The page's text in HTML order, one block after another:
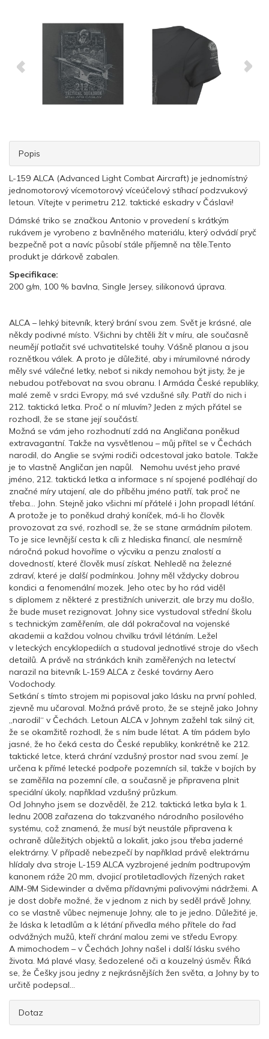
Popis
L-159 ALCA (Advanced Light Combat Aircraft) je jednomístný
jednomotorový vícemotorový víceúčelový stíhací podzvukový
letoun. Vítejte v perimetru 212. taktické eskadry v Čáslavi!
Dámské triko se značkou Antonio v provedení s krátkým
rukávem je vyrobeno z bavlněného materiálu, který odvádí pryč
bezpečně pot a navíc působí stále příjemně na těle.Tento
produkt je dárkově zabalen.
Specifikace:
200 g/m, 100 % bavlna, Single Jersey, silikonová úprava.
ALCA – lehký bitevník, který brání svou zem. Svět je krásné, ale
někdy podivné místo. Všichni by chtěli žít v míru, ale současně
neumějí potlačit své uchvatitelské touhy. Vášně planou a jsou
roznětkou válek. A proto je důležité, aby i mírumilovné národy
měly své válečné letky, neboť si nikdy nemohou být jisty, že je
nebudou potřebovat na svou obranu. I Armáda České republiky,
malé země v srdci Evropy, má své vzdušné síly. Patří do nich i
212. taktická letka. Proč o ní mluvím? Jeden z mých přátel se
rozhodl, že se stane její součástí.
Možná se vám jeho rozhodnutí zdá na Angličana poněkud
extravagantní. Takže na vysvětlenou – můj přítel se v Čechách
narodil, do Anglie se svými rodiči odcestoval jako batole. Takže
je to vlastně Angličan jen napůl. Nemohu uvést jeho pravé
jméno, 212. taktická letka a informace s ní spojené podléhají do
značné míry utajení, ale do příběhu jméno patří, tak proč ne
třeba… John. Stejně jako všichni mí přátelé i John propadl létání.
A protože je to poněkud drahý koníček, má-li ho člověk
provozovat za své, rozhodl se, že se stane armádním pilotem.
To je sice levnější cesta k cíli z hlediska financí, ale nesmírně
náročná pokud hovoříme o výcviku a penzu znalostí a
dovedností, které člověk musí získat. Nehledě na železné
zdraví, které je další podmínkou. Johny měl vždycky dobrou
kondici a fenomenální mozek. Jeho otec by ho rád viděl
s diplomem z některé z prestižních univerzit, ale brzy mu došlo,
že bude muset rezignovat. Johny sice vystudoval střední školu
s technickým zaměřením, ale dál pokračoval na vojenské
akademii a každou volnou chvilku trávil létáním. Ležel
v leteckých encyklopediích a studoval jednotlivé stroje do všech
detailů. A právě na stránkách knih zaměřených na letectví
narazil na bitevník L-159 ALCA z české továrny Aero
Vodochody.
Setkání s tímto strojem mi popisoval jako lásku na první pohled,
zjevně mu učaroval. Možná právě proto, že se stejně jako Johny
„narodil“ v Čechách. Letoun ALCA v Johnym zažehl tak silný cit,
že se okamžitě rozhodl, že s ním bude létat. A tím pádem bylo
jasné, že ho čeká cesta do České republiky, konkrétně ke 212.
taktické letce, která chrání vzdušný prostor nad svou zemí. Je
určena k přímé letecké podpoře pozemních sil, takže v bojích by
se zaměřila na pozemní cíle, a současně je připravena plnit
speciální úkoly, například vzdušný průzkum.
Od Johnyho jsem se dozvěděl, že 212. taktická letka byla k 1.
lednu 2008 zařazena do takzvaného národního posilového
systému, což znamená, že musí být neustále připravena k
ochraně důležitých objektů a lokalit, jako jsou třeba jaderné
elektrárny. V případě nebezpečí by například právě elektrárnu
hlídaly dva stroje L-159 ALCA vyzbrojené jedním podtrupovým
kanonem ráže 20 mm, dvojicí protiletadlových řízených raket
AIM-9M Sidewinder a dvěma přídavnými palivovými nádržemi. A
je dost dobře možné, že v jednom z nich by seděl právě Johny,
co se vlastně vůbec nejmenuje Johny, ale to je jedno. Důležité je,
že láska k letadlům a k létání přivedla mého přítele do řad
odvážných mužů, kteří chrání malou zemi ve středu Evropy.
A mimochodem – v Čechách Johny našel i další lásku svého
života. Má plavé vlasy, šedozelené oči a kouzelný úsměv. Říká
se, že Češky jsou jedny z nejkrásnějších žen světa, a Johny by to
určitě podepsal…
Dotaz